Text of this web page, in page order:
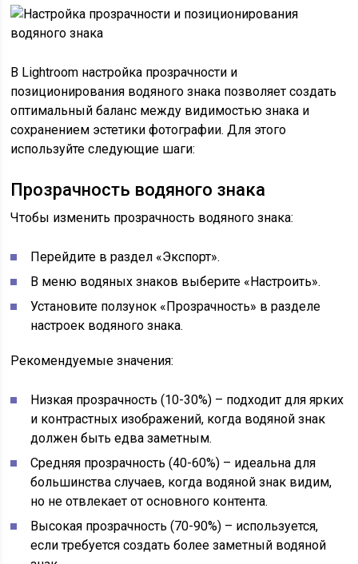
В Lightroom настройка прозрачности и
позиционирования водяного знака позволяет создать
оптимальный баланс между видимостью знака и
сохранением эстетики фотографии. Для этого
используйте следующие шаги:
Прозрачность водяного знака
Чтобы изменить прозрачность водяного знака:
Перейдите в раздел «Экспорт».
В меню водяных знаков выберите «Настроить».
Установите ползунок «Прозрачность» в разделе
настроек водяного знака.
Рекомендуемые значения:
Низкая прозрачность (10-30%) – подходит для ярких
и контрастных изображений, когда водяной знак
должен быть едва заметным.
Средняя прозрачность (40-60%) – идеальна для
большинства случаев, когда водяной знак видим,
но не отвлекает от основного контента.
Высокая прозрачность (70-90%) – используется,
если требуется создать более заметный водяной